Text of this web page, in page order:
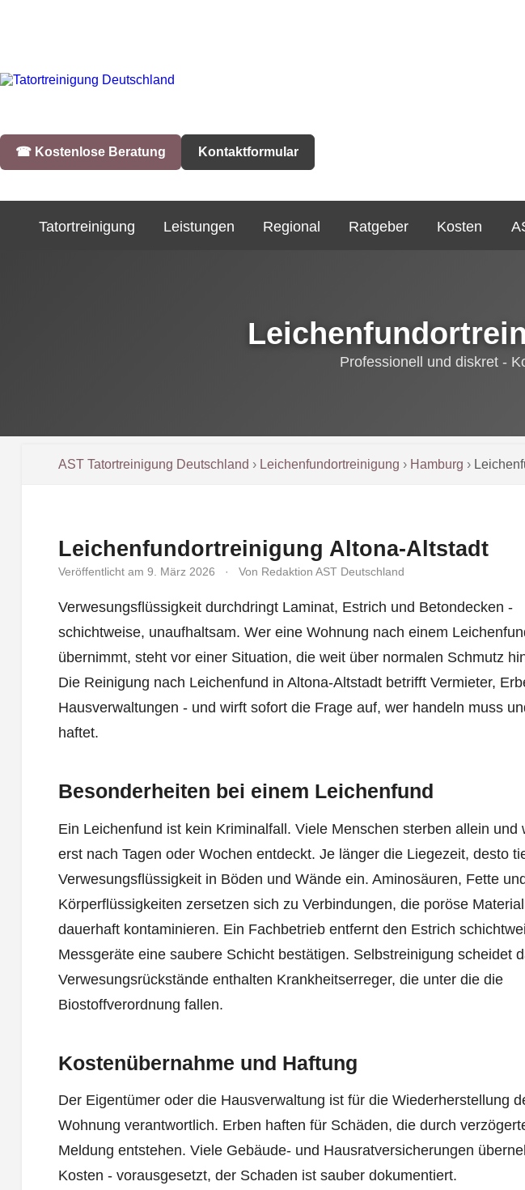
☎︎ Kostenlose Beratung Kontaktformular
Tatortreinigung Leistungen Regional Ratgeber Kosten
Professionell und diskret -
AST Tatortreinigung Deutschland › Leichenfundortreinigung › Hamburg ›
Leichenfundortreinigung Altona-Altstadt
Veröffentlicht am 9. März 2026 · Von Redaktion AST Deutschland
Verwesungsflüssigkeit durchdringt Laminat, Estrich und Betondecken -
schichtweise, unaufhaltsam. Wer eine Wohnung nach einem
übernimmt, steht vor einer Situation, die weit über normalen Schmutz
Die Reinigung nach Leichenfund in Altona-Altstadt betrifft Vermieter,
Hausverwaltungen - und wirft sofort die Frage auf, wer handeln muss
haftet.
Besonderheiten bei einem Leichenfund
Ein Leichenfund ist kein Kriminalfall. Viele Menschen sterben allein und
erst nach Tagen oder Wochen entdeckt. Je länger die Liegezeit, desto
Verwesungsflüssigkeit in Böden und Wände ein. Aminosäuren, Fette
Körperflüssigkeiten zersetzen sich zu Verbindungen, die poröse
dauerhaft kontaminieren. Ein Fachbetrieb entfernt den Estrich
Messgeräte eine saubere Schicht bestätigen. Selbstreinigung scheidet
Verwesungsrückstände enthalten Krankheitserreger, die unter die die
Biostoffverordnung fallen.
Kostenübernahme und Haftung
Der Eigentümer oder die Hausverwaltung ist für die Wiederherstellung
Wohnung verantwortlich. Erben haften für Schäden, die durch
Meldung entstehen. Viele Gebäude- und Hausratversicherungen
Kosten - vorausgesetzt, der Schaden ist sauber dokumentiert.